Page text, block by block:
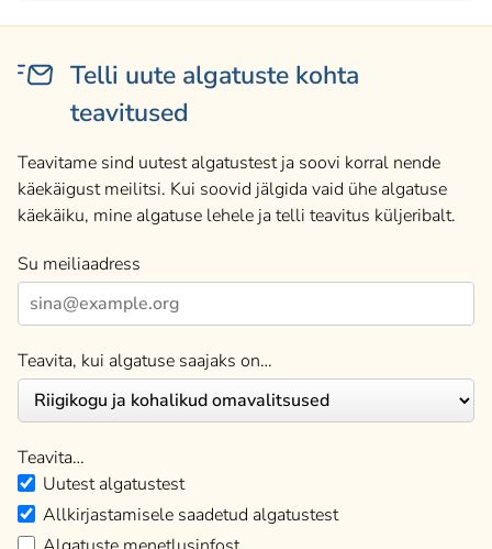
Telli uute algatuste kohta
teavitused
Teavitame sind uutest algatustest ja soovi korral nende
käekäigust meilitsi. Kui soovid jälgida vaid ühe algatuse
käekäiku, mine algatuse lehele ja telli teavitus küljeribalt.
Su meiliaadress
Teavita, kui algatuse saajaks on…
Teavita…
Uutest algatustest
Allkirjastamisele saadetud algatustest